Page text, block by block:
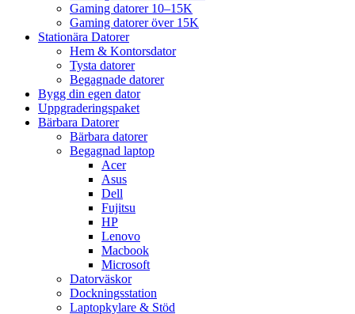
Gaming datorer 10–15K
Gaming datorer över 15K
Stationära Datorer
Hem & Kontorsdator
Tysta datorer
Begagnade datorer
Bygg din egen dator
Uppgraderingspaket
Bärbara Datorer
Bärbara datorer
Begagnad laptop
Acer
Asus
Dell
Fujitsu
HP
Lenovo
Macbook
Microsoft
Datorväskor
Dockningsstation
Laptopkylare & Stöd